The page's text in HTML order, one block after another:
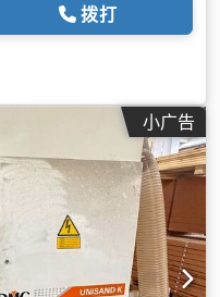
拨打
小广告